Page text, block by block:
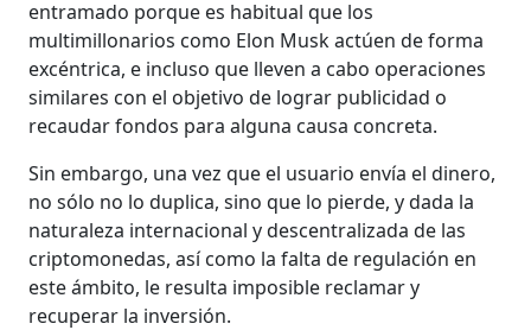
entramado porque es habitual que los
multimillonarios como Elon Musk actúen de forma
excéntrica, e incluso que lleven a cabo operaciones
similares con el objetivo de lograr publicidad o
recaudar fondos para alguna causa concreta.
Sin embargo, una vez que el usuario envía el dinero,
no sólo no lo duplica, sino que lo pierde, y dada la
naturaleza internacional y descentralizada de las
criptomonedas, así como la falta de regulación en
este ámbito, le resulta imposible reclamar y
recuperar la inversión.